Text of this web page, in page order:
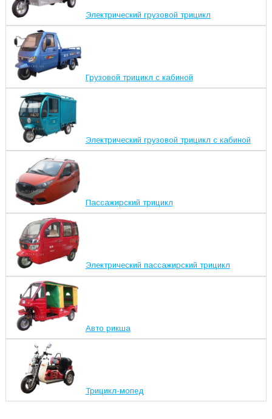
Электрический грузовой трицикл
Грузовой трицикл с кабиной
Электрический грузовой трицикл с кабиной
Пассажирский трицикл
Электрический пассажирский трицикл
Авто рикша
Трицикл-мопед